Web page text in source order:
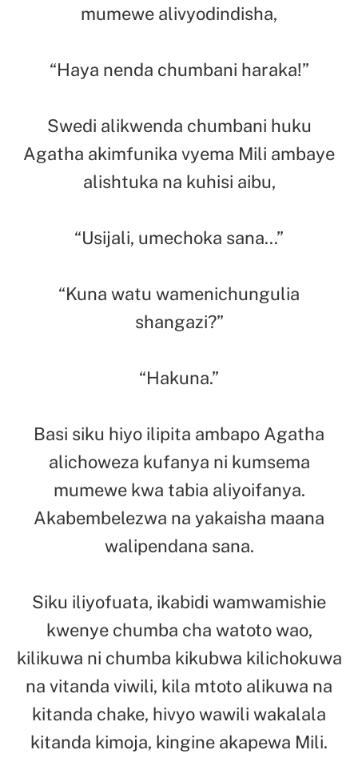
mumewe alivyodindisha,
“Haya nenda chumbani haraka!”
Swedi alikwenda chumbani huku
Agatha akimfunika vyema Mili ambaye
alishtuka na kuhisi aibu,
“Usijali, umechoka sana…”
“Kuna watu wamenichungulia
shangazi?”
“Hakuna.”
Basi siku hiyo ilipita ambapo Agatha
alichoweza kufanya ni kumsema
mumewe kwa tabia aliyoifanya.
Akabembelezwa na yakaisha maana
walipendana sana.
Siku iliyofuata, ikabidi wamwamishie
kwenye chumba cha watoto wao,
kilikuwa ni chumba kikubwa kilichokuwa
na vitanda viwili, kila mtoto alikuwa na
kitanda chake, hivyo wawili wakalala
kitanda kimoja, kingine akapewa Mili.